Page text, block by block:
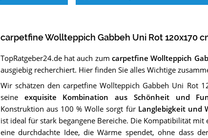
carpetfine Wollteppich Gabbeh Uni Rot 120x170
TopRatgeber24.de hat auch zumcarpetfine Wollteppich
ausgiebig recherchiert. Hier finden Sie alles Wichtige
Wir schätzen den carpetfine Wollteppich Gabbeh Uni Rot
seine exquisite Kombination aus Schönheit und
Konstruktion aus 100 % Wolle sorgt für Langlebigkeit und
ist ideal für stark begangene Bereiche. Die Kompatibilität mit
eine durchdachte Idee, die Wärme spendet, ohne dass